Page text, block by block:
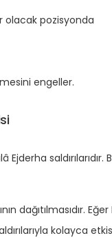
olacak pozisyonda
engeller.
dağıtılmasıdır.
kolayca